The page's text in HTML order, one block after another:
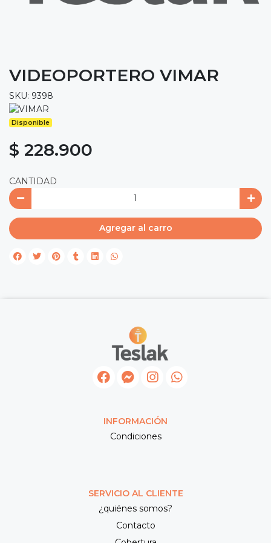
VIDEOPORTERO VIMAR
SKU: 9398
Disponible
$ 228.900
CANTIDAD
Agregar al carro
INFORMACIÓN
Condiciones
SERVICIO AL CLIENTE
¿quiénes somos?
Contacto